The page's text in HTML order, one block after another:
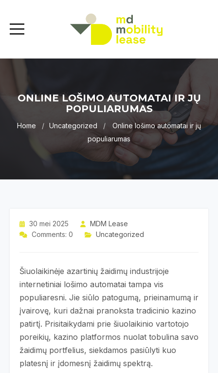
ONLINE LOŠIMO AUTOMATAI IR JŲ
POPULIARUMAS
Home Uncategorized
Online lošimo automatai ir jų
populiarumas
30 mei 2025
MDM Lease
Comments: 0
Uncategorized
Šiuolaikinėje azartinių žaidimų industrijoje
internetiniai lošimo automatai tampa vis
populiaresni. Jie siūlo patogumą, prieinamumą ir
įvairovę, kuri dažnai pranoksta tradicinio kazino
patirtį. Prisitaikydami prie šiuolaikinio vartotojo
poreikių, kazino platformos nuolat tobulina savo
žaidimų portfelius, siekdamos pasiūlyti kuo
platesnį ir įdomesnį žaidimų spektrą.